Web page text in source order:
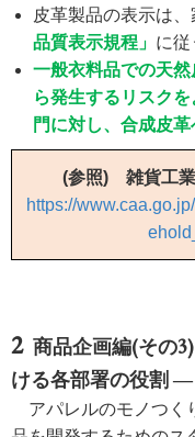
皮革製品の表示は
品質表示規程」 に従
一般衣料品での天
ら発生するリスク
門に対し、合成皮
(参照) 雑貨工
https://
商品企画編(その
ける各部署の役割 ―
アパレルのモノつく